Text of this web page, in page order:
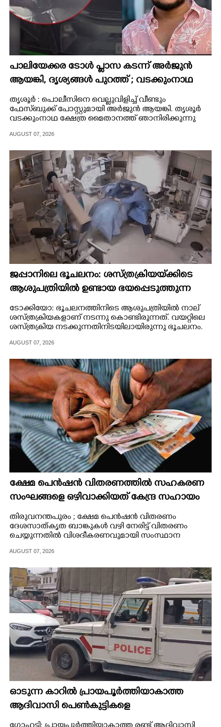
പാലിയേക്കര ടോൾ പ്ലാസ കടന്ന് അർജുൻ
ആയങ്കി,​ ദൃശ്യങ്ങൾ പുറത്ത് ; വടക്കുംനാഥ
ക്ഷേത്ര മൈതാനത്തുണ്ടെന്ന് ഫേസ്ബുക്ക്
പോസ്റ്റ്
തൃശൂർ : പൊലീസിനെ വെല്ലുവിളിച്ച് വീണ്ടും
ഫേസ്ബുക്ക് പോസ്റ്റുമായി അർജുൻ ആയങ്കി. തൃശൂർ
വടക്കുംനാഥ ക്ഷേത്ര മൈതാനത്ത് ഞാനിരിക്കുന്നു
AUGUST 07, 2026
ജപ്പാനിലെ ഭൂചലനം: ശസ്ത്രക്രിയ‌യ്‌ക്കി‌ടെ
ആശുപത്രിയിൽ ഉണ്ടായ ഭയപ്പെടുത്തുന്ന
ദൃശ്യങ്ങൾ പുറത്ത്
ടോക്കിയോ: ഭൂചലനത്തിനിടെ ആശുപത്രിയിൽ നാല്
ശസ്ത്രക്രിയകളാണ് നടന്നു കൊണ്ടിരുന്നത്. വയറ്റിലെ
ശസ്ത്രക്രിയ നടക്കുന്നതിനിടയിലായിരുന്നു ഭൂചലനം.
AUGUST 07, 2026
ക്ഷേമ പെൻഷൻ വിതരണത്തിൽ സഹകരണ
സംഘങ്ങളെ ഒഴിവാക്കിയത് കേന്ദ്ര സഹായം
നഷ്ടമാകാതിരിക്കാൻ; വിശദീകരണവുമായി
സർക്കാ‌ർ
തിരുവനന്തപുരം ; ക്ഷേമ പെൻഷൻ വിതരണം
ദേശസാത്കൃത ബാങ്കുകൾ വഴി നേരിട്ട് വിതരണം
ചെയ്യുന്നതിൽ വിശദീകരണവുമായി സംസ്ഥാന
AUGUST 07, 2026
ഓടുന്ന കാറിൽ പ്രായപൂർത്തിയാകാത്ത
ആദിവാസി പെൺകുട്ടികളെ
കൂട്ടബലാത്സംഗത്തിന് ഇരയാക്കി; മൂന്ന് പേർ